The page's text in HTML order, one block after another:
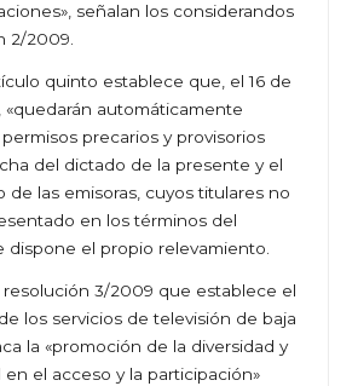
señalan los considerandos
2/2009.
quinto establece que, el 16 de
«quedarán automáticamente
precarios y provisorios
del dictado de la presente y el
de las emisoras, cuyos titulares no
en los términos del
dispone el propio relevamiento.
resolución 3/2009 que establece el
los servicios de televisión de baja
la «promoción de la diversidad y
en el acceso y la participación»